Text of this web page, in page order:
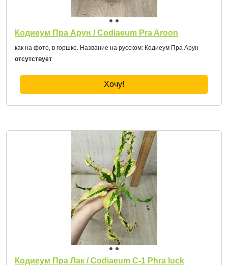
Кодиеум Пра Арун / Codiaeum Pra Aroon
как на фото, в горшке. Название на русском: Кодиеум Пра Арун
отсутствует
Хочу!
Кодиеум Пра Лак / Codiaeum C-1 Phra luck